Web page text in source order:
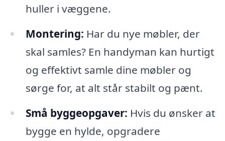
huller i væggene.
Montering: Har du nye møbler, der
skal samles? En handyman kan hurtigt
og effektivt samle dine møbler og
sørge for, at alt står stabilt og pænt.
Små byggeopgaver: Hvis du ønsker at
bygge en hylde, opgradere